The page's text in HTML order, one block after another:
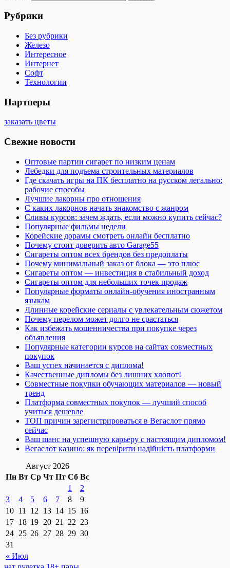
Рубрики
Без рубрики
Железо
Интересное
Интернет
Софт
Технологии
Партнеры
заказать цветы
Свежие новости
Оптовые партии сигарет по низким ценам
Лебедки для подъема строительных материалов
Где скачать игры на ПК бесплатно на русском легально:
рабочие способы
Лучшие лакорны про отношения
С каких лакорнов начать знакомство с жанром
Сливы курсов: зачем ждать, если можно купить сейчас?
Популярные фильмы недели
Корейские дорамы смотреть онлайн бесплатно
Почему стоит доверить авто Garage55
Сигареты оптом всех брендов без предоплаты
Почему минимальный заказ от блока — это плюс
Сигареты оптом — инвестиция в стабильный доход
Сигареты оптом для небольших точек продаж
Популярные форматы онлайн-обучения иностранным
языкам
Длинные корейские сериалы с увлекательным сюжетом
Почему перелом может долго не срастаться
Как избежать мошенничества при покупке через
объявления
Популярные категории курсов на сайтах совместных
покупок
Ваш успех начинается с диплома!
Качественные дипломы без лишних хлопот!
Совместные покупки обучающих материалов — новый
тренд
Платформа совместных покупок — лучший способ
учиться дешевле
ТОП причин зарегистрироваться в Вегаслот прямо
сейчас
Ваш шанс на успешную карьеру с настоящим дипломом!
Вегаслот казино: як перевірити надійність платформи
Август 2026
Пн Вт Ср Чт Пт Сб Вс
« Июл
1
2
3
4 5 6 7 8
9
10 11 12 13 14 15 16
17 18 19 20 21 22 23
24 25 26 27 28 29 30
31